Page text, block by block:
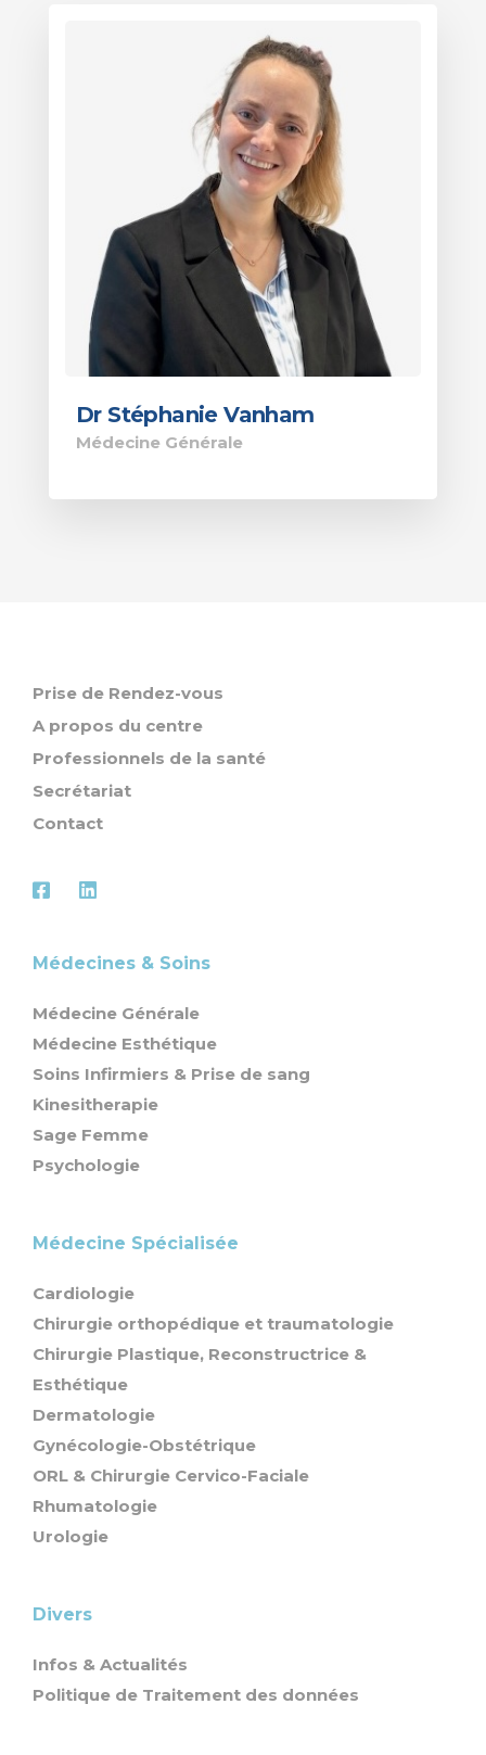
Dr Stéphanie Vanham
Médecine Générale
Prise de Rendez-vous
A propos du centre
Professionnels de la santé
Secrétariat
Contact
Médecines & Soins
Médecine Générale
Médecine Esthétique
Soins Infirmiers & Prise de sang
Kinesitherapie
Sage Femme
Psychologie
Médecine Spécialisée
Cardiologie
Chirurgie orthopédique et traumatologie
Chirurgie Plastique, Reconstructrice &
Esthétique
Dermatologie
Gynécologie-Obstétrique
ORL & Chirurgie Cervico-Faciale
Rhumatologie
Urologie
Divers
Infos & Actualités
Politique de Traitement des données